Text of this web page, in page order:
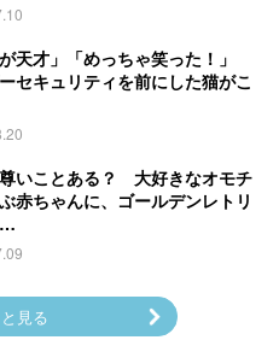
が天才」「めっちゃ笑った！」
セキュリティを前にした猫がこ
いことある？ 大好きなオモチ
赤ちゃんに、ゴールデンレトリ
…
見る